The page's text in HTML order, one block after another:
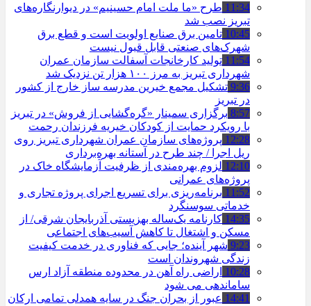
11:34 طرح «ما ملت امام حسینیم» در دیوارنگاره‌های
تبریز نصب شد
10:45 تامین برق صنایع اولویت است و قطع برق
شهرک‌های صنعتی قابل قبول نیست
11:54 تولید کارخانجات آسفالت سازمان عمران
شهرداری تبریز به مرز ۱۰۰ هزار تن نزدیک شد
9:36 تشکیل مجمع خیرین مدرسه ‌ساز خارج از کشور
در تبریز
8:57 برگزاری سمینار «گره‌گشایی از فروش» در تبریز
با رویکرد حمایت از کودکان خیریه فرزندان رحمت
12:28 پروژه‌های سازمان عمران شهرداری تبریز روی
ریل اجرا / چند طرح در آستانه بهره‌برداری
12:10 لزوم بهره‌مندی از ظرفیت آزمایشگاه خاک در
پروژه‌های عمرانی
11:52 برنامه‌ریزی برای تسریع اجرای پروژه تجاری و
خدماتی سوسنگرد
14:35 کارنامه یک‌ساله بهزیستی آذربایجان شرقی/ از
مسکن و اشتغال تا کاهش آسیب‌های اجتماعی
9:23 شهر آینده؛ جایی که فناوری در خدمت کیفیت
زندگی شهروندان است
10:28 اراضی راه آهن در محدوده منطقه آزاد ارس
ساماندهی می شود
14:41 عبور از بحران جنگ در سایه همدلی تمامی ارکان